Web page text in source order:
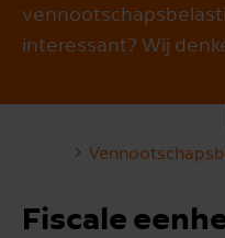
interessant? Wij
Fiscale